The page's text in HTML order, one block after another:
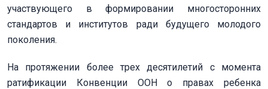
участвующего в формировании многосторонних
стандартов и институтов ради будущего молодого
поколения.
На протяжении более трех десятилетий с момента
ратификации Конвенции ООН о правах ребенка